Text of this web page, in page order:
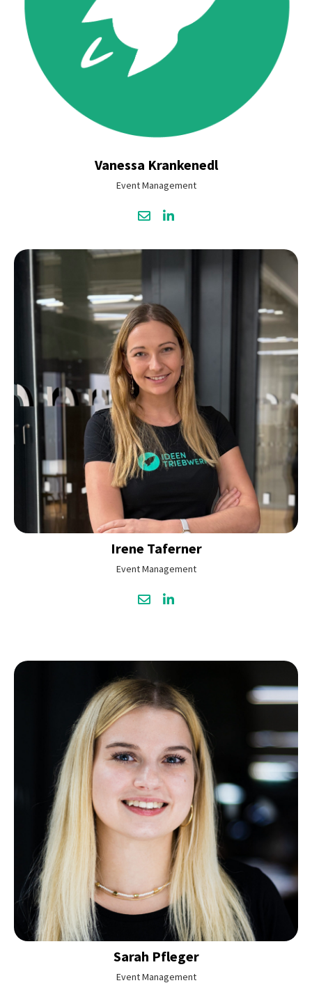
Vanessa Krankenedl
Event Management
Irene Taferner
Event Management
Sarah Pfleger
Event Management